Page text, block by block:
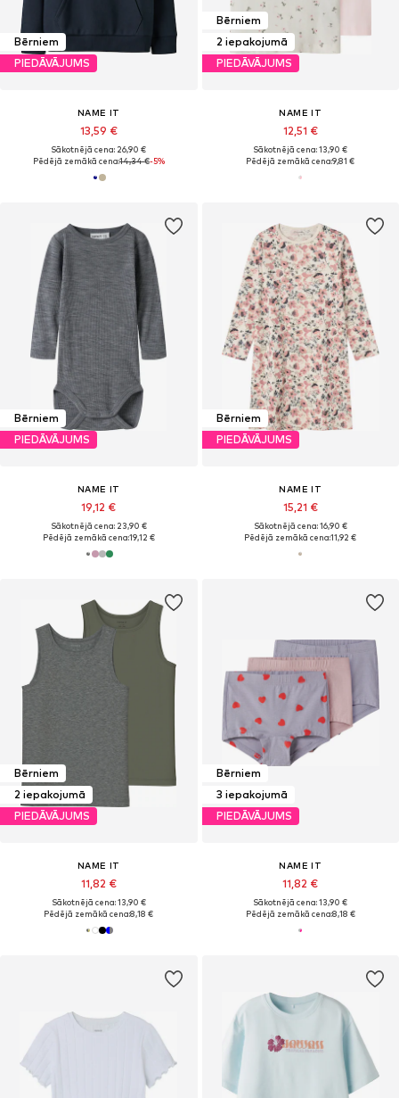
Bērniem
PIEDĀVĀJUMS
NAME IT
13,59 €
Sākotnējā cena: 26,90 €
Pēdējā zemākā cena:14,34 €-5%
Bērniem
2 iepakojumā
PIEDĀVĀJUMS
NAME IT
12,51 €
Sākotnējā cena: 13,90 €
Pēdējā zemākā cena:9,81 €
Bērniem
PIEDĀVĀJUMS
NAME IT
19,12 €
Sākotnējā cena: 23,90 €
Pēdējā zemākā cena:19,12 €
Bērniem
PIEDĀVĀJUMS
NAME IT
15,21 €
Sākotnējā cena: 16,90 €
Pēdējā zemākā cena:11,92 €
Bērniem
2 iepakojumā
PIEDĀVĀJUMS
NAME IT
11,82 €
Sākotnējā cena: 13,90 €
Pēdējā zemākā cena:8,18 €
Bērniem
3 iepakojumā
PIEDĀVĀJUMS
NAME IT
11,82 €
Sākotnējā cena: 13,90 €
Pēdējā zemākā cena:8,18 €